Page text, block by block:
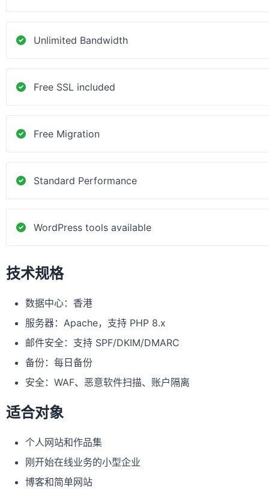
Unlimited Bandwidth
Free SSL included
Free Migration
Standard Performance
WordPress tools available
技术规格
数据中心：香港
服务器：Apache，支持 PHP 8.x
邮件安全：支持 SPF/DKIM/DMARC
备份：每日备份
安全：WAF、恶意软件扫描、账户隔离
适合对象
个人网站和作品集
刚开始在线业务的小型企业
博客和简单网站